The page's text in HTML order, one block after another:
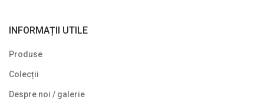
INFORMAȚII UTILE
Produse
Colecții
Despre noi / galerie